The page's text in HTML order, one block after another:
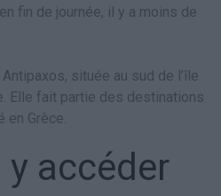
fin de journée, il y a moins de
située au sud de l’île
Elle fait partie des destinations
en Grèce.
accéder